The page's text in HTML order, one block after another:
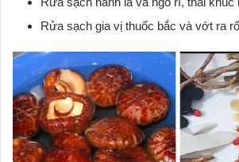
Rửa sạch gia vị thuốc bắc và vớt ra